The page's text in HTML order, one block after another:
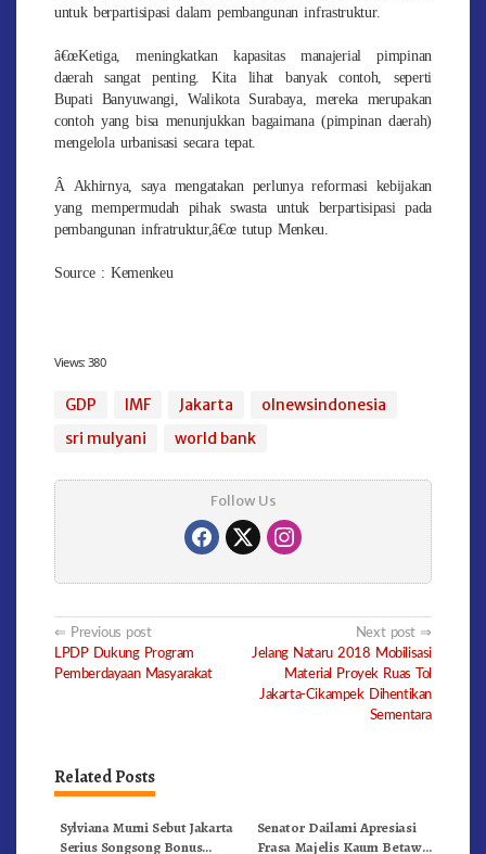
untuk berpartisipasi dalam pembangunan infrastruktur.
â€œKetiga, meningkatkan kapasitas manajerial pimpinan
daerah sangat penting. Kita lihat banyak contoh, seperti
Bupati Banyuwangi, Walikota Surabaya, mereka merupakan
contoh yang bisa menunjukkan bagaimana (pimpinan daerah)
mengelola urbanisasi secara tepat.
Â Akhirnya, saya mengatakan perlunya reformasi kebijakan
yang mempermudah pihak swasta untuk berpartisipasi pada
pembangunan infratruktur,â€œ tutup Menkeu.
Source : Kemenkeu
Views: 380
GDP IMF Jakarta
olnewsindonesia
sri mulyani
world bank
Follow Us
Post
navigation
Previous post
LPDP Dukung Program
Pemberdayaan Masyarakat
Next post
Jelang Nataru 2018 Mobilisasi
Material Proyek Ruas Tol
Jakarta-Cikampek Dihentikan
Sementara
Related Posts
Sylviana Murni Sebut Jakarta
Serius Songsong Bonus
Senator Dailami Apresiasi
Frasa Majelis Kaum Betawi